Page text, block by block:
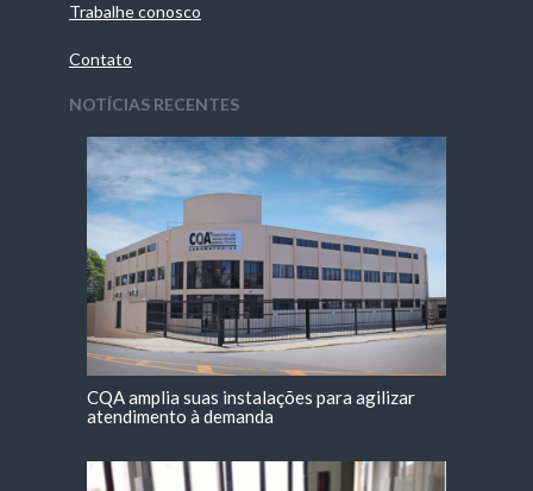
Trabalhe conosco
Contato
NOTÍCIAS RECENTES
CQA amplia suas instalações para agilizar
atendimento à demanda